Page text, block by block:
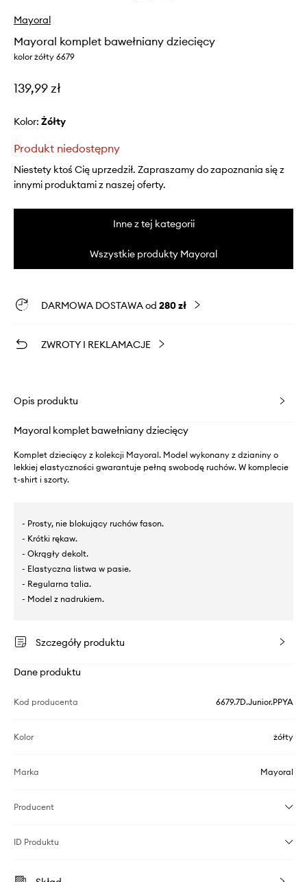
Mayoral
Mayoral komplet bawełniany dziecięcy
kolor żółty 6679
139,99 zł
Kolor: żółty
Produkt niedostępny
Niestety ktoś Cię uprzedził. Zapraszamy do zapoznania się z
innymi produktami z naszej oferty.
Inne z tej kategorii
Wszystkie produkty Mayoral
DARMOWA DOSTAWA od 280 zł
ZWROTY I REKLAMACJE
Opis produktu
Mayoral komplet bawełniany dziecięcy
Komplet dziecięcy z kolekcji Mayoral. Model wykonany z dzianiny o
lekkiej elastyczności gwarantuje pełną swobodę ruchów. W komplecie
t-shirt i szorty.
- Prosty, nie blokujący ruchów fason.
- Krótki rękaw.
- Okrągły dekolt.
- Elastyczna listwa w pasie.
- Regularna talia.
- Model z nadrukiem.
Szczegóły produktu
Dane produktu
Kod producenta 6679.7D.Junior.PPYA
Kolor żółty
Marka Mayoral
Producent
ID Produktu